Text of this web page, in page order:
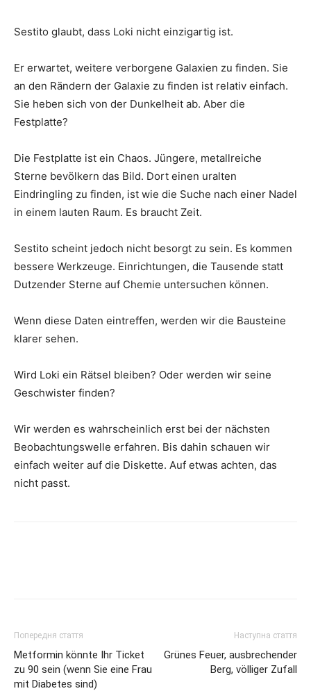
Sestito glaubt, dass Loki nicht einzigartig ist.
Er erwartet, weitere verborgene Galaxien zu finden. Sie
an den Rändern der Galaxie zu finden ist relativ einfach.
Sie heben sich von der Dunkelheit ab. Aber die
Festplatte?
Die Festplatte ist ein Chaos. Jüngere, metallreiche
Sterne bevölkern das Bild. Dort einen uralten
Eindringling zu finden, ist wie die Suche nach einer Nadel
in einem lauten Raum. Es braucht Zeit.
Sestito scheint jedoch nicht besorgt zu sein. Es kommen
bessere Werkzeuge. Einrichtungen, die Tausende statt
Dutzender Sterne auf Chemie untersuchen können.
Wenn diese Daten eintreffen, werden wir die Bausteine ​​
klarer sehen.
Wird Loki ein Rätsel bleiben? Oder werden wir seine
Geschwister finden?
Wir werden es wahrscheinlich erst bei der nächsten
Beobachtungswelle erfahren. Bis dahin schauen wir
einfach weiter auf die Diskette. Auf etwas achten, das
nicht passt.
Попередня стаття
Metformin könnte Ihr Ticket
zu 90 sein (wenn Sie eine Frau
mit Diabetes sind)
Наступна стаття
Grünes Feuer, ausbrechender
Berg, völliger Zufall